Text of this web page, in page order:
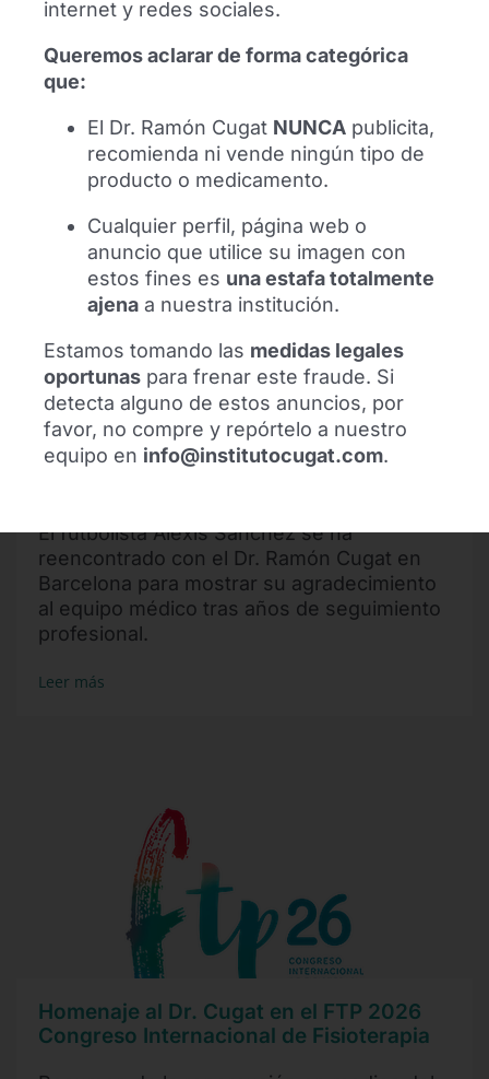
artroscopia de rodilla en Barcelona
lesión con el FC Dynamo Kyiv.
El futbolista Alexis Sánchez se
reencuentra con el Dr. Ramón Cugat en
El futbolista Alexis Sánchez se ha
reencontrado con el Dr. Ramón Cugat en
Barcelona para mostrar su agradecimiento
al equipo médico tras años de seguimiento
profesional.
Leer más
Homenaje al Dr. Cugat en el FTP 2026
Congreso Internacional de Fisioterapia
internet y redes sociales.
Queremos aclarar de forma categórica
que:
El Dr. Ramón Cugat NUNCA publicita,
recomienda ni vende ningún tipo de
producto o medicamento.
Cualquier perfil, página web o
anuncio que utilice su imagen con
estos fines es una estafa totalmente
ajena a nuestra institución.
Estamos tomando las medidas legales
oportunas para frenar este fraude. Si
detecta alguno de estos anuncios, por
favor, no compre y repórtelo a nuestro
equipo en info@institutocugat.com.